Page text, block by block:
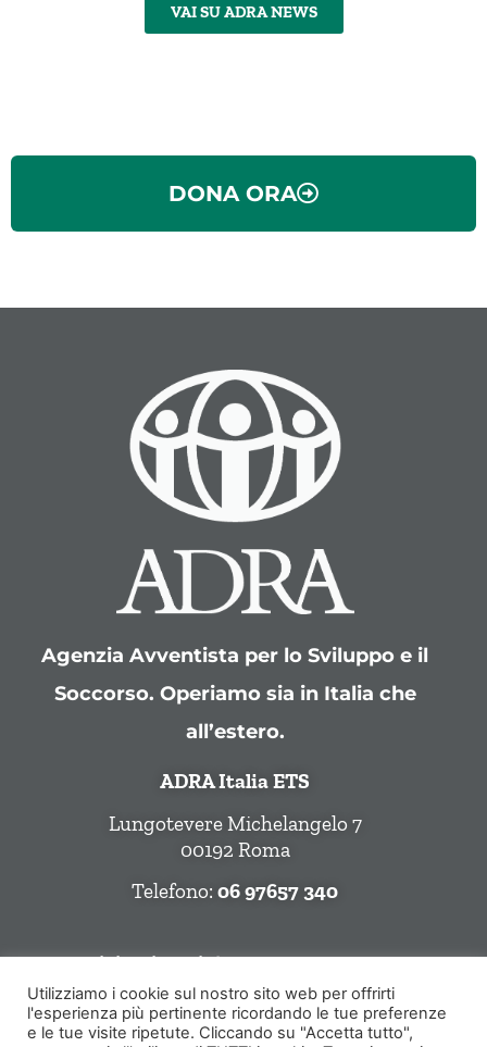
VAI SU ADRA NEWS
DONA ORA
Agenzia Avventista per lo Sviluppo e il
Soccorso. Operiamo sia in Italia che
all’estero.
ADRA Italia ETS
Lungotevere Michelangelo 7
00192 Roma
Telefono:06 97657 340
Seguici Sui Social
Utilizziamo i cookie sul nostro sito web per offrirti
l'esperienza più pertinente ricordando le tue preferenze
e le tue visite ripetute. Cliccando su "Accetta tutto",